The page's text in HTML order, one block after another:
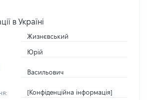
в Україні
Жизнєвський
Юрій
Васильович
[Конфіденційна інформація]